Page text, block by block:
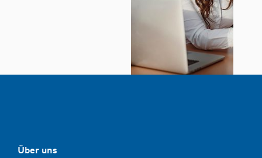
Über uns